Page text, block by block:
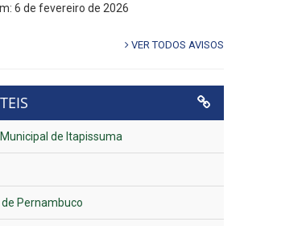
6 de fevereiro de 2026
VER TODOS AVISOS
de Itapissuma
Pernambuco